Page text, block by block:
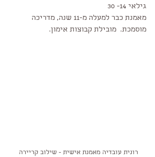
גילאי 14- 30
מאמנת כבר למעלה מ-11 שנה, מדריכה
מוסמכת.  מובילת קבוצות אימון.
רונית עובדיה מאמנת אישית - שילוב קריירה